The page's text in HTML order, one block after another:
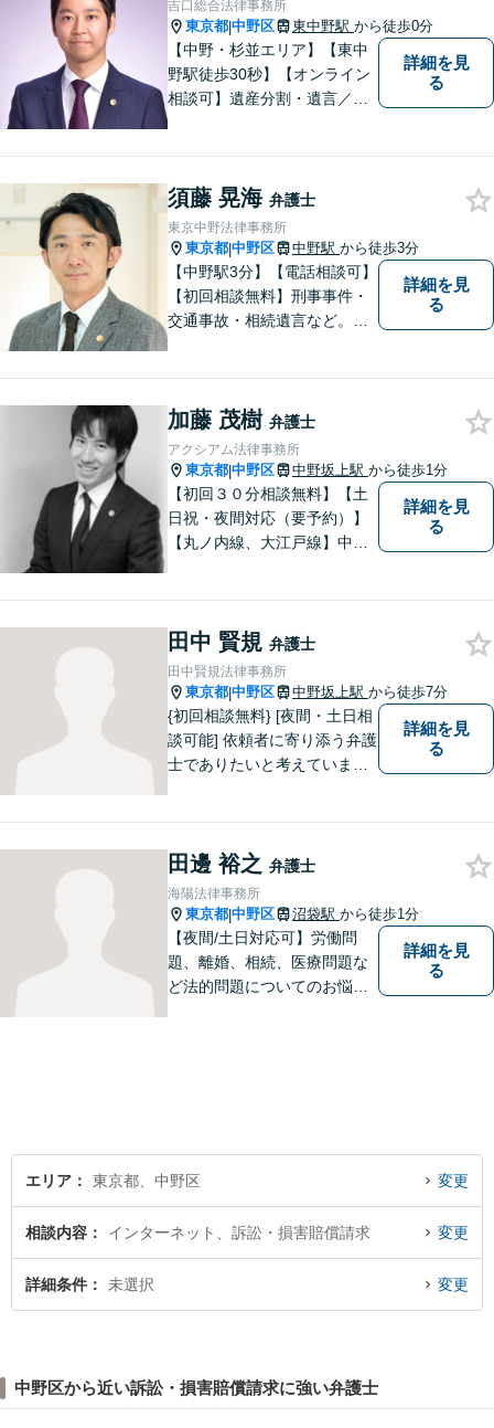
吉口総合法律事務所
東京都|中野区 東中野駅 から徒歩0分
【中野・杉並エリア】【東中
野駅徒歩30秒】【オンライン
相談可】遺産分割・遺言／不
依頼者様の目線に立ち早期問
題解決に取り組みます。お気
軽にご相談ください【完全個
室】
詳細を見
る
須藤 晃海 弁護士
東京中野法律事務所
東京都|中野区 中野駅 から徒歩3分
【中野駅3分】【電話相談可】
【初回相談無料】刑事事件・
交通事故・相続遺言など。フ
はありません。お気軽に弁護
士にご相談ください【休日・
夜間相談可】
詳細を見
る
加藤 茂樹 弁護士
アクシアム法律事務所
東京都|中野区 中野坂上駅 から徒歩1分
【初回３０分相談無料】【土
日祝・夜間対応（要予約）】
【丸ノ内線、大江戸線】中野
密着型の弁護士です。 おかげ
さまで、都内のみならず全国
からご相談をいただいており
ます。
詳細を見
る
田中 賢規 弁護士
田中賢規法律事務所
東京都|中野区 中野坂上駅 から徒歩7分
{初回相談無料} [夜間・土日相
談可能] 依頼者に寄り添う弁護
士でありたいと考えていま
詳細を見
る
田邊 裕之 弁護士
海陽法律事務所
東京都|中野区 沼袋駅 から徒歩1分
【夜間/土日対応可】労働問
題、離婚、相続、医療問題な
ど法的問題についてのお悩み
詳細を見
る
エリア 東京都、中野区 変更
相談内容 インターネット、訴訟・損害賠償請求 変更
詳細条件 未選択 変更
中野区から近い訴訟・損害賠償請求に強い弁護士